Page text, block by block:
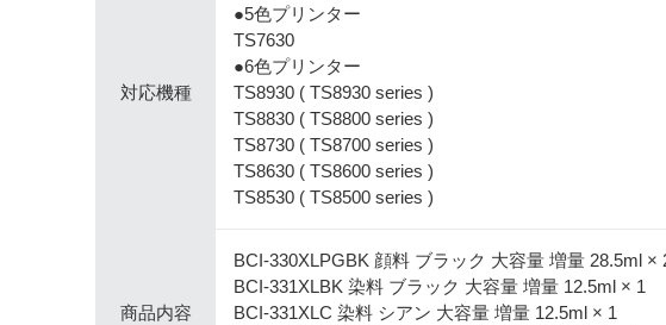
対応機種
●5色プリンター
TS7630
●6色プリンター
TS8930 ( TS8930 series )
TS8830 ( TS8800 series )
TS8730 ( TS8700 series )
TS8630 ( TS8600 series )
TS8530 ( TS8500 series )
商品内容
BCI-330XLPGBK 顔料 ブラック 大容量 増量 28.5ml ×
BCI-331XLBK 染料 ブラック 大容量 増量 12.5ml × 1
BCI-331XLC 染料 シアン 大容量 増量 12.5ml × 1